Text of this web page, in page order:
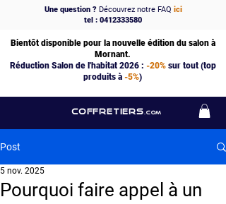
COFFRETIERS .COM
Une question ?Découvrez notre FAQ ici
tel : 0412333580
Bientôt disponible pour la nouvelle édition du salon à
Mornant.
Réduction Salon de l'habitat 2026 : -20%sur tout (top
produits à -5%)
Post
Pourquoi faire appel à un
5 nov. 2025